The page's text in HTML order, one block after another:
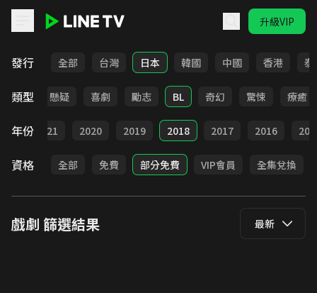
升級VIP
發行 全部 台灣 日本 韓國 中國 香港 泰
類型
甜寵 懸疑 喜劇 勵志 BL 奇幻 驚悚 療癒
年份 2021 2020 2019 2018 2017 2016
資格 全部 免費 部分免費 VIP會員 全集兌換
戲劇 篩選結果 最新